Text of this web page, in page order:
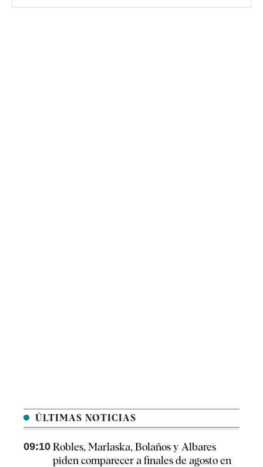
ÚLTIMAS NOTICIAS
09:10 Robles, Marlaska, Bolaños y Albares
piden comparecer a finales de agosto en